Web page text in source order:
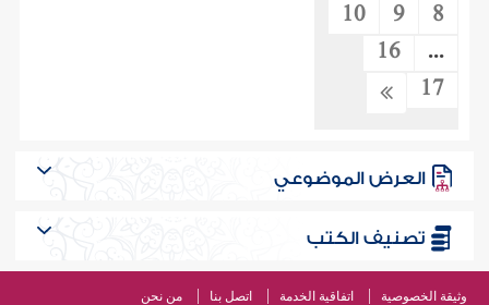
8
9
10
...
16
17
العرض الموضوعي
تصنيف الكتب
وثيقة الخصوصية اتفاقية الخدمة اتصل بنا من نحن